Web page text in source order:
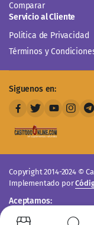
Comparar
Servicio al Cliente
Politica de Privacidad
Términos y
Siguenos en:
Copyright 2014-2024 ©
Implementado por
Aceptamos: